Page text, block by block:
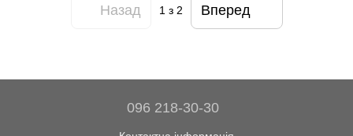
Назад 1 з 2 Вперед
096 218-30-30